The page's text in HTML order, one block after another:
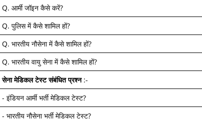
Q. आर्मी जॉइन कैसे करें?
Q. पुलिस में कैसे शामिल हों?
Q. भारतीय नौसेना में कैसे शामिल हों?
Q. भारतीय वायु सेना में कैसे शामिल हों?
सेना मेडिकल टेस्ट संबंधित प्रश्न:-
- इंडियन आर्मी भर्ती मेडिकल टेस्ट?
- भारतीय नौसेना भर्ती मेडिकल टेस्ट?